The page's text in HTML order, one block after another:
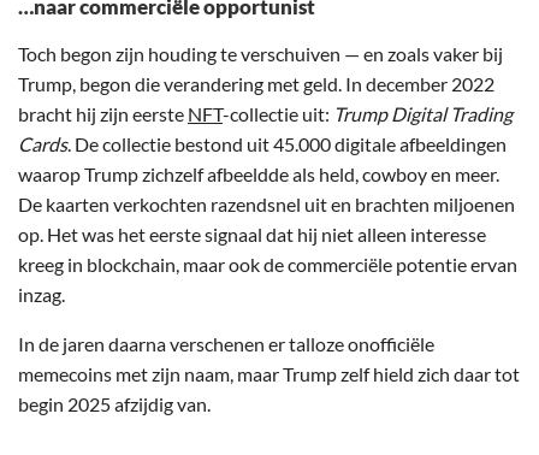
…naar commerciële opportunist
Toch begon zijn houding te verschuiven — en zoals vaker bij
Trump, begon die verandering met geld. In december 2022
bracht hij zijn eerste NFT-collectie uit: Trump Digital Trading
Cards. De collectie bestond uit 45.000 digitale afbeeldingen
waarop Trump zichzelf afbeeldde als held, cowboy en meer.
De kaarten verkochten razendsnel uit en brachten miljoenen
op. Het was het eerste signaal dat hij niet alleen interesse
kreeg in blockchain, maar ook de commerciële potentie ervan
inzag.
In de jaren daarna verschenen er talloze onofficiële
memecoins met zijn naam, maar Trump zelf hield zich daar tot
begin 2025 afzijdig van.